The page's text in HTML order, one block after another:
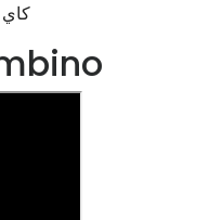
كاي